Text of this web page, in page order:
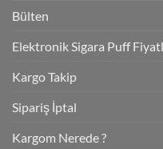
Bülten
Elektronik Sigara Puff
Kargo Takip
Sipariş İptal
Kargom Nerede ?